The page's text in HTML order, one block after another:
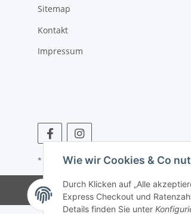
Wie wir Cookies & Co
Durch Klicken auf „Alle
Express Checkout und
Details finden Sie unter
Sitemap
Kontakt
Impressum
* Alle Preise inkl. gesetzlicher USt., zzgl.